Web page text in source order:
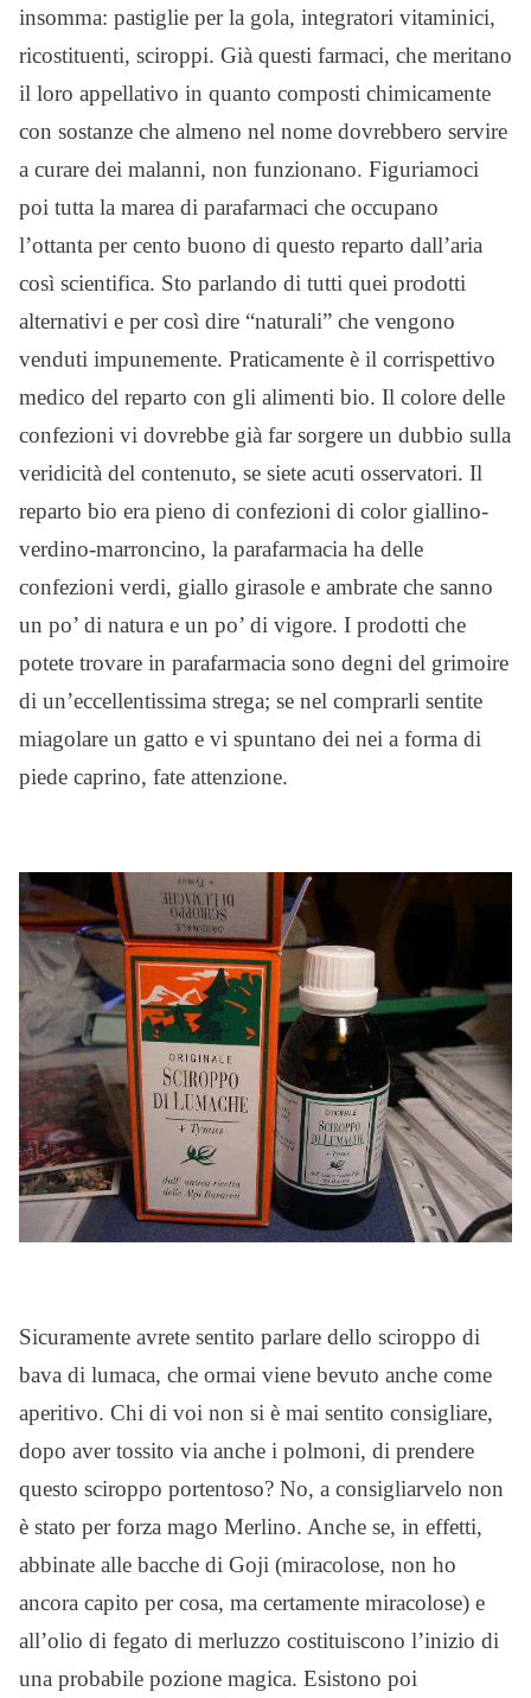
insomma: pastiglie per la gola, integratori vitaminici,
ricostituenti, sciroppi. Già questi farmaci, che meritano
il loro appellativo in quanto composti chimicamente
con sostanze che almeno nel nome dovrebbero servire
a curare dei malanni, non funzionano. Figuriamoci
poi tutta la marea di parafarmaci che occupano
l’ottanta per cento buono di questo reparto dall’aria
così scientifica. Sto parlando di tutti quei prodotti
alternativi e per così dire “naturali” che vengono
venduti impunemente. Praticamente è il corrispettivo
medico del reparto con gli alimenti bio. Il colore delle
confezioni vi dovrebbe già far sorgere un dubbio sulla
veridicità del contenuto, se siete acuti osservatori. Il
reparto bio era pieno di confezioni di color giallino-
verdino-marroncino, la parafarmacia ha delle
confezioni verdi, giallo girasole e ambrate che sanno
un po’ di natura e un po’ di vigore. I prodotti che
potete trovare in parafarmacia sono degni del grimoire
di un’eccellentissima strega; se nel comprarli sentite
miagolare un gatto e vi spuntano dei nei a forma di
piede caprino, fate attenzione.
Sicuramente avrete sentito parlare dello sciroppo di
bava di lumaca, che ormai viene bevuto anche come
aperitivo. Chi di voi non si è mai sentito consigliare,
dopo aver tossito via anche i polmoni, di prendere
questo sciroppo portentoso? No, a consigliarvelo non
è stato per forza mago Merlino. Anche se, in effetti,
abbinate alle bacche di Goji (miracolose, non ho
ancora capito per cosa, ma certamente miracolose) e
all’olio di fegato di merluzzo costituiscono l’inizio di
una probabile pozione magica. Esistono poi